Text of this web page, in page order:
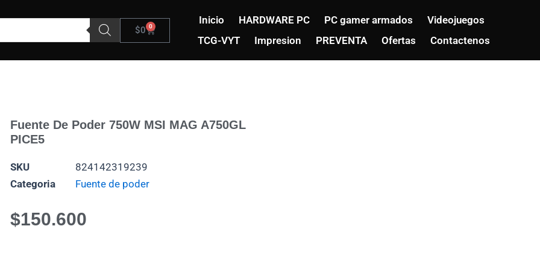
$0 0
Carrito
Inicio HARDWARE PC PC gamer armados
Videojuegos
TCG-VYT
Impresion PREVENTA Ofertas Contactenos
Fuente De Poder 750W MSI MAG A750GL
PICE5
SKU
824142319239
Categoria
Fuente de poder
$150.600